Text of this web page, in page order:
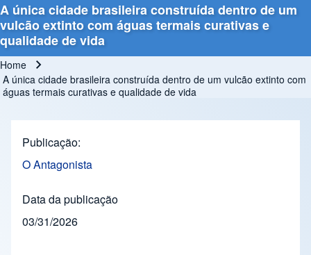
A única cidade brasileira construída dentro de um
vulcão extinto com águas termais curativas e
qualidade de vida
Breadcrumb
Home
A única cidade brasileira construída dentro de um vulcão extinto com
águas termais curativas e qualidade de vida
Publicação
O Antagonista
Data da publicação
03/31/2026